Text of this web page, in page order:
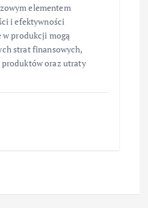
elementem
i efektywności
w produkcji mogą
strat finansowych,
oraz utraty